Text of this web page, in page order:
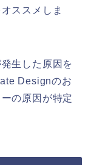
ススメしま
生した原因を
Designのお
の原因が特定